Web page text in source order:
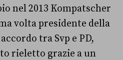
nel 2013 Kompatscher
volta presidente della
tra Svp e PD,
rieletto grazie a un